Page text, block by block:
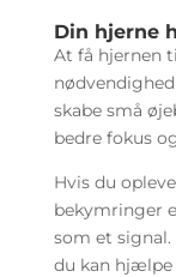
Din hjerne
At få hjernen
skabe små
bedre fokus
Hvis du
bekymringer
som et
du kan hjælpe